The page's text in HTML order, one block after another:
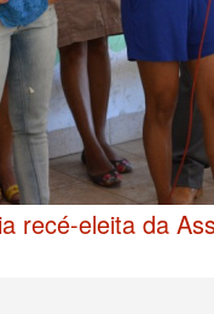
recé-eleita da